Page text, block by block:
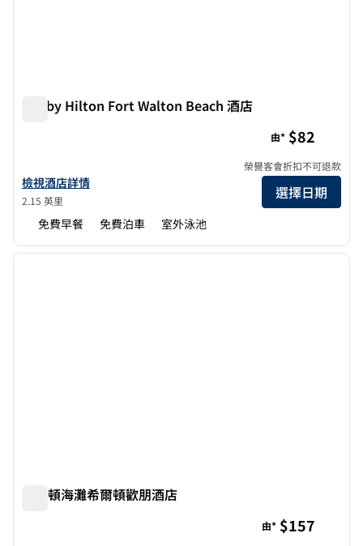
Tru by Hilton Fort Walton Beach 酒店
查看華爾頓堡海灘 Tru by Hilton 酒店詳情
檢視酒店詳情
2.15 英里
由* $82
榮譽客會折扣不可退款
選擇日期
免費早餐 免費泊車 室外泳池
1/12
第 1 頁，共 12 頁
下一
沃爾頓海灘希爾頓歡朋酒店
由* $157